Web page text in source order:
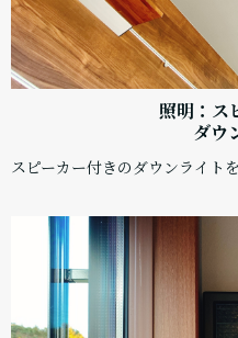
照明：ス
ダウ
スピーカー付きのダウンライト